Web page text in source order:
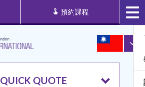
預約課程
QUICK QUOTE